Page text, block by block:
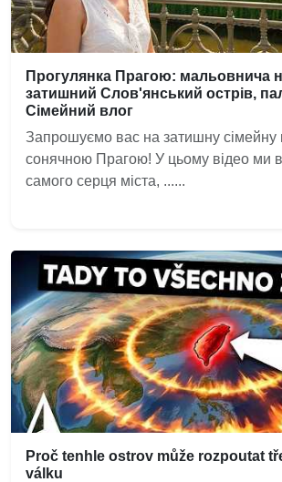
Прогулянка Прагою: мальовнича
затишний Слов'янський острів,
Сімейний влог
Запрошуємо вас на затишну сімейну
сонячною Прагою! У цьому відео ми
самого серця міста, ......
Proč tenhle ostrov může rozpoutat
válku